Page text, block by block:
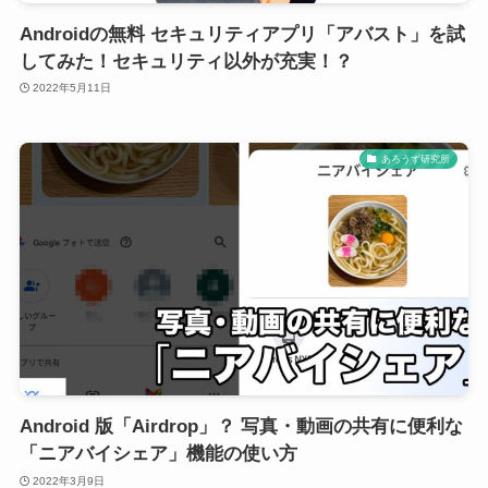
Androidの無料 セキュリティアプリ「アバスト」を試
してみた！セキュリティ以外が充実！？
2022年5月11日
あろうず研究所
Android 版「Airdrop」？ 写真・動画の共有に便利な
「ニアバイシェア」機能の使い方
2022年3月9日